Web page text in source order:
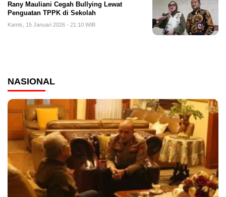
Rany Mauliani Cegah Bullying Lewat
Penguatan TPPK di Sekolah
Kamis, 15 Januari 2026 - 21:10 WIB
NASIONAL